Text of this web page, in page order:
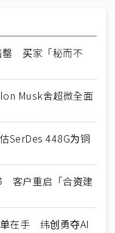
罄 买家「秘而不
Musk舍超微全面
SerDes 448G为铜
客户重启「合资建
单在手 纬创勇夺AI